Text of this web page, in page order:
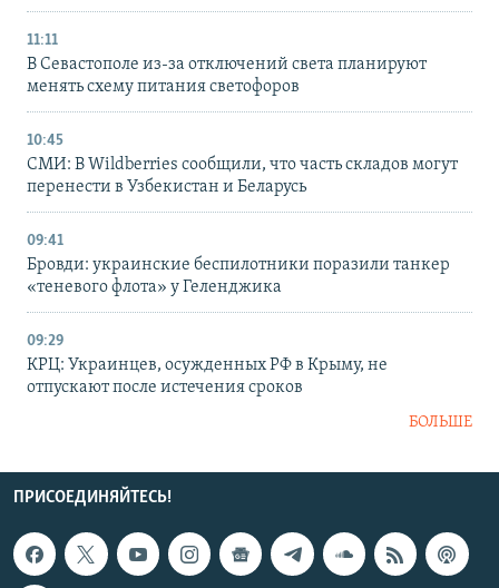
11:11
В Севастополе из-за отключений света планируют
менять схему питания светофоров
10:45
СМИ: В Wildberries сообщили, что часть складов могут
перенести в Узбекистан и Беларусь
09:41
Бровди: украинские беспилотники поразили танкер
«теневого флота» у Геленджика
09:29
КРЦ: Украинцев, осужденных РФ в Крыму, не
отпускают после истечения сроков
БОЛЬШЕ
ПРИСОЕДИНЯЙТЕСЬ!